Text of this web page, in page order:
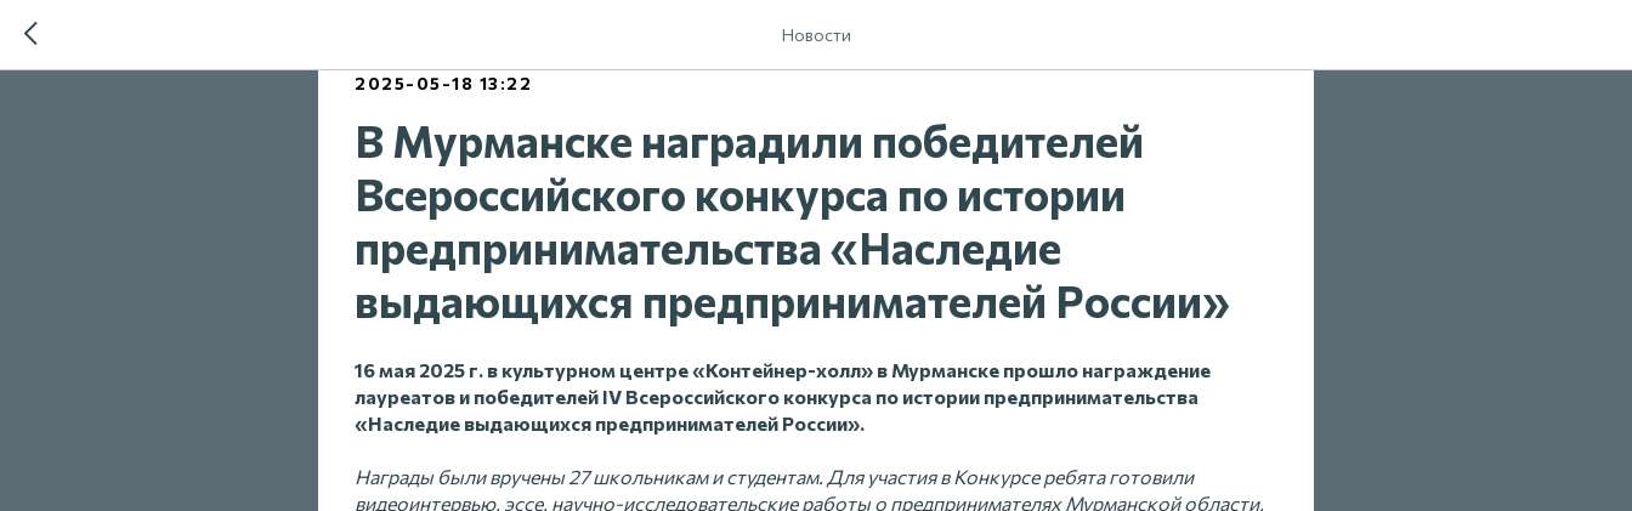
Новости
2025-05-18 13:22
В Мурманске наградили победителей
Всероссийского конкурса по истории
предпринимательства «Наследие
выдающихся предпринимателей России»
16 мая 2025 г. в культурном центре «Контейнер-холл» в Мурманске прошло награждение
лауреатов и победителей IV Всероссийского конкурса по истории предпринимательства
«Наследие выдающихся предпринимателей России».
Награды были вручены 27 школьникам и студентам. Для участия в Конкурсе ребята готовили
видеоинтервью, эссе, научно-исследовательские работы о предпринимателях Мурманской области,